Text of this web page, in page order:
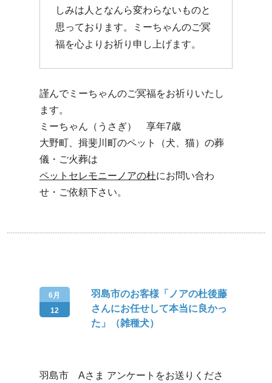
しみは人となんら変わらないものと
思っております。ミーちゃんのご冥
福を心よりお祈り申し上げます。
謹んでミーちゃんのご冥福をお祈りいたし
ます。
ミーちゃん（うさぎ） 享年7歳
大野町、揖斐川町のペット（犬、猫）の葬
儀・ご火葬は
ペットセレモニーノアの杜にお問い合わ
せ・ご依頼下さい。
6月
12
羽島市のお客様「ノアの杜後藤
さんにお任せして本当に良かっ
た」（雑種犬）
羽島市 Aさま アンケートをお送りくださ